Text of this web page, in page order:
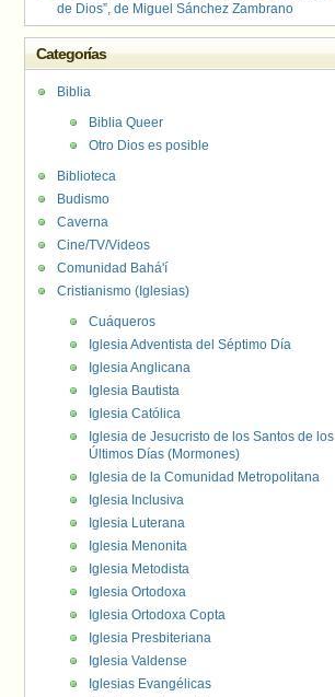
de Dios”, de Miguel Sánchez Zambrano
Categorías
Biblia
Biblia Queer
Otro Dios es posible
Biblioteca
Budismo
Caverna
Cine/TV/Videos
Comunidad Bahá'í
Cristianismo (Iglesias)
Cuáqueros
Iglesia Adventista del Séptimo Día
Iglesia Anglicana
Iglesia Bautista
Iglesia Católica
Iglesia de Jesucristo de los Santos de los
Últimos Días (Mormones)
Iglesia de la Comunidad Metropolitana
Iglesia Inclusiva
Iglesia Luterana
Iglesia Menonita
Iglesia Metodista
Iglesia Ortodoxa
Iglesia Ortodoxa Copta
Iglesia Presbiteriana
Iglesia Valdense
Iglesias Evangélicas